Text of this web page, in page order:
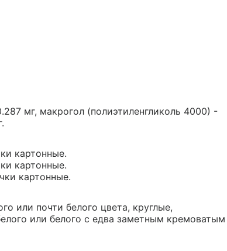
мг, макрогол (полиэтиленгликоль 4000) -
картонные.
картонные.
картонные.
или почти белого цвета, круглые,
или белого с едва заметным кремоватым